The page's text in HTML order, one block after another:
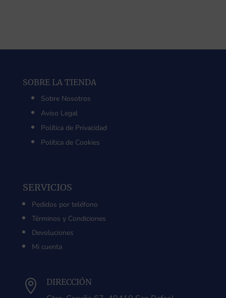
SOBRE LA TIENDA
Sobre Nosotros
Aviso Legal
Política de Privacidad
Política de Cookies
SERVICIOS
Pedidos por teléfono
Términos y Condiciones
Devoluciones
Mi cuenta
 DIRECCIÓN